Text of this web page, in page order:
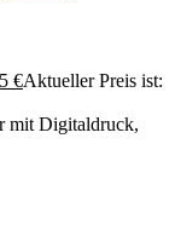
€Aktueller Preis ist:
mit Digitaldruck,